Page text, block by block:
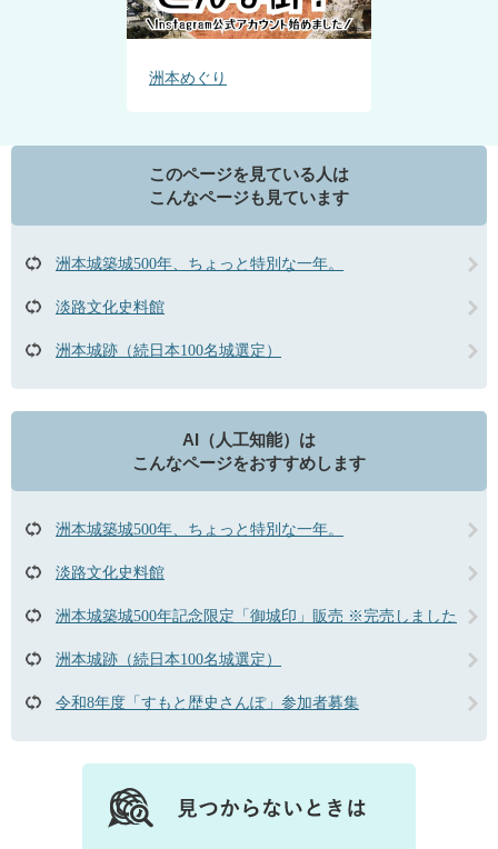
洲本めぐり
このページを見ている人は
こんなページも見ています
洲本城築城500年、ちょっと特別な一年。
淡路文化史料館
洲本城跡（続日本100名城選定）
AI（人工知能）は
こんなページをおすすめします
洲本城築城500年、ちょっと特別な一年。
淡路文化史料館
洲本城築城500年記念限定「御城印」販売 ※完売しました
洲本城跡（続日本100名城選定）
令和8年度「すもと歴史さんぽ」参加者募集